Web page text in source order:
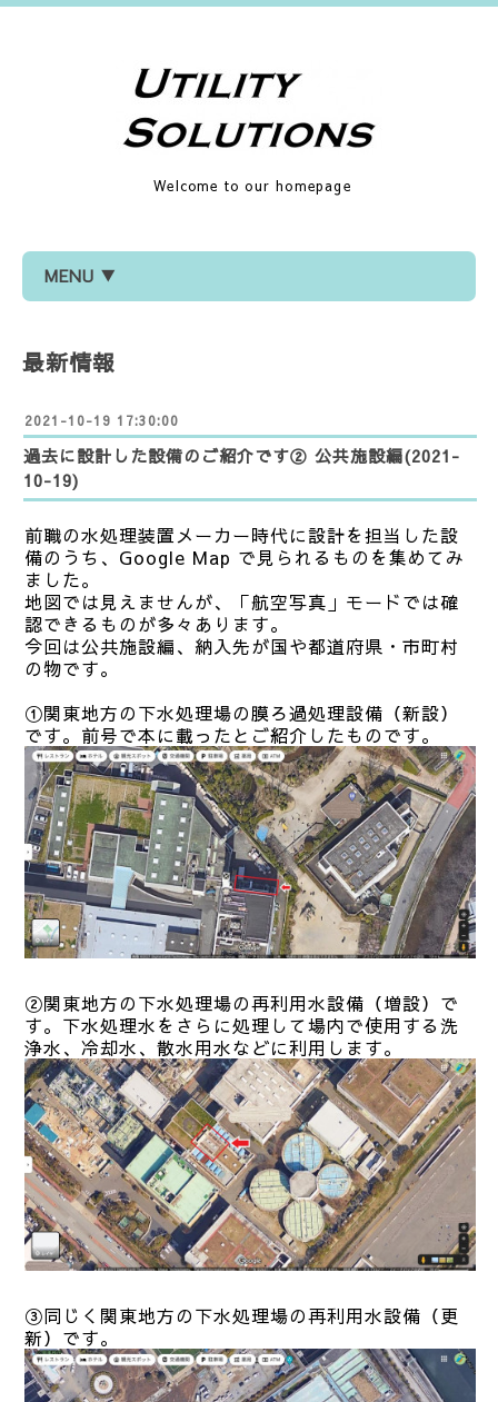
Welcome to our homepage
MENU ▼
最新情報
2021-10-19 17:30:00
過去に設計した設備のご紹介です② 公共施設編(2021-
10-19)
前職の水処理装置メーカー時代に設計を担当した設
備のうち、Google Map で見られるものを集めてみ
ました。
地図では見えませんが、「航空写真」モードでは確
認できるものが多々あります。
今回は公共施設編、納入先が国や都道府県・市町村
の物です。
①関東地方の下水処理場の膜ろ過処理設備（新設）
です。前号で本に載ったとご紹介したものです。
②関東地方の下水処理場の再利用水設備（増設）で
す。下水処理水をさらに処理して場内で使用する洗
浄水、冷却水、散水用水などに利用します。
③同じく関東地方の下水処理場の再利用水設備（更
新）です。